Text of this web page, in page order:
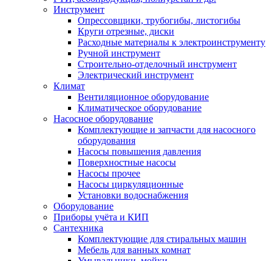
Инструмент
Опрессовщики, трубогибы, листогибы
Круги отрезные, диски
Расходные материалы к электроинструменту
Ручной инструмент
Строительно-отделочный инструмент
Электрический инструмент
Климат
Вентиляционное оборудование
Климатическое оборудование
Насосное оборудование
Комплектующие и запчасти для насосного
оборудования
Насосы повышения давления
Поверхностные насосы
Насосы прочее
Насосы циркуляционные
Установки водоснабжения
Оборудование
Приборы учёта и КИП
Сантехника
Комплектующие для стиральных машин
Мебель для ванных комнат